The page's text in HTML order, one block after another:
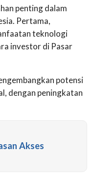
penting dalam
Pertama,
teknologi
investor di Pasar
potensi
dengan peningkatan
Akses